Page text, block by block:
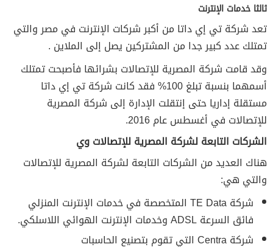
ثالثا خدمات الإنترنت
تعد شركة تي إي داتا من أكبر شركات الإنترنت في مصر والتي
تمتلك عدد كبير جدا من المشتركين يصل إلى الملاين .
وقد قامت شركة المصرية للإتصالات بشرائها فأصبحت تمتلك
أسمهما بنسبة تبلغ 100% فقد كانت شركة تي إي داتا
مستقلة إداريا حتى إنتقلت الإدارة إلى شركة المصرية
للإتصالات في أغسطس عام 2016.
الشركات التابعة لشركة المصرية للإتصالات وي
هناك العديد من الشركات التابعة لشركة المصرية للإتصالات
والتي هي:
شركة TE Data المتخصصة في خدمات الإنترنت المنزلي
فائق السرعة ADSL وخدمات الإنترنت الهوائي اللاسلكي.
شركة Centra التي تقوم بتصنيع الحاسبات